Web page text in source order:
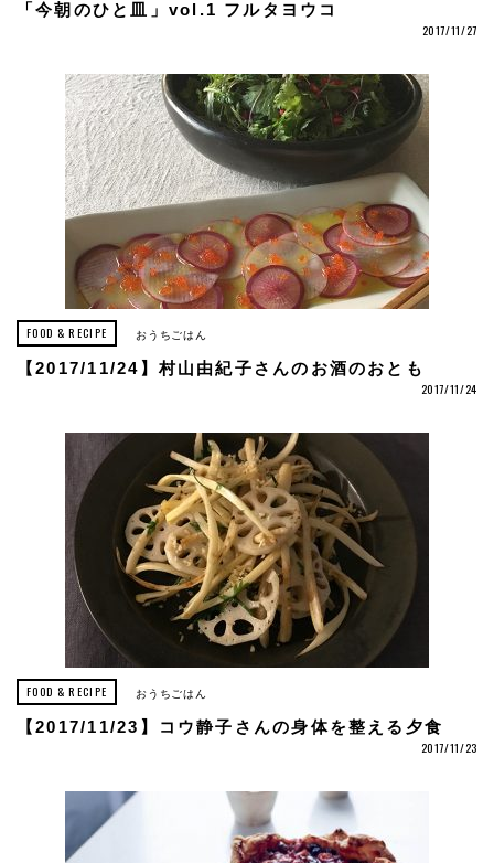
「今朝のひと皿」vol.1 フルタヨウコ
2017/11/27
FOOD & RECIPE おうちごはん
【2017/11/24】村山由紀子さんのお酒のおとも
2017/11/24
FOOD & RECIPE おうちごはん
【2017/11/23】コウ静子さんの身体を整える夕食
2017/11/23